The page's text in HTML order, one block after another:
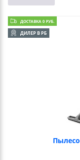
ДОСТАВКА 0 РУБ.
ДИЛЕР В РБ